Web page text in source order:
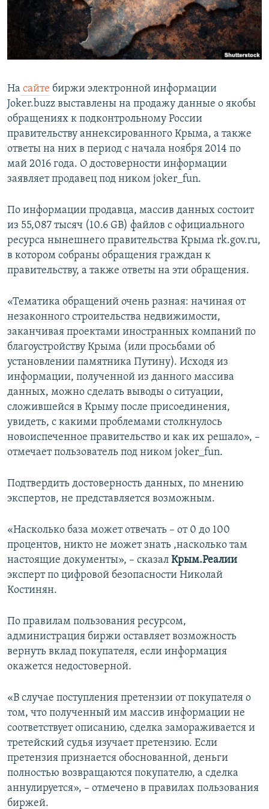
ПОБЕДИТЕЛЕЙ НЕ СУДЯТ?
КРЫМ.НЕПОКОРЕННЫЙ
ELIFBE
ПРИСОЕДИНЯЙТЕСЬ!
Все сайты RFE/RL
На сайте биржи электронной информации
Joker.buzz выставлены на продажу данные о якобы
обращениях к подконтрольному России
правительству аннексированного Крыма, а также
ответы на них в период с начала ноября 2014 по
май 2016 года. О достоверности информации
заявляет продавец под ником joker_fun.
По информации продавца, массив данных состоит
из 55,087 тысяч (10.6 GB) файлов с официального
ресурса нынешнего правительства Крыма rk.gov.ru,
в котором собраны обращения граждан к
правительству, а также ответы на эти обращения.
«Тематика обращений очень разная: начиная от
незаконного строительства недвижимости,
заканчивая проектами иностранных компаний по
благоустройству Крыма (или просьбами об
установлении памятника Путину). Исходя из
информации, полученной из данного массива
данных, можно сделать выводы о ситуации,
сложившейся в Крыму после присоединения,
увидеть, с какими проблемами столкнулось
новоиспеченное правительство и как их решало», –
отмечает пользователь под ником joker_fun.
Подтвердить достоверность данных, по мнению
экспертов, не представляется возможным.
«Насколько база может отвечать – от 0 до 100
процентов, никто не может знать ,насколько там
настоящие документы», – сказал Крым.Реалии
эксперт по цифровой безопасности Николай
Костинян.
По правилам пользования ресурсом,
администрация биржи оставляет возможность
вернуть вклад покупателя, если информация
окажется недостоверной.
«В случае поступления претензии от покупателя о
том, что полученный им массив информации не
соответствует описанию, сделка замораживается и
третейский судья изучает претензию. Если
претензия признается обоснованной, деньги
полностью возвращаются покупателю, а сделка
аннулируется», – отмечено в правилах пользования
биржей.